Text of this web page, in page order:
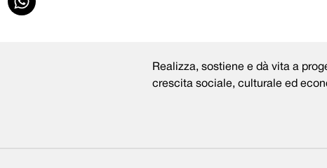
Realizza, sostiene e dà vita a
crescita sociale, culturale ed